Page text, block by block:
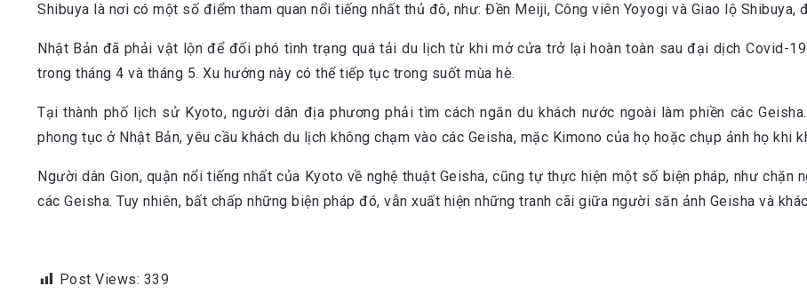
Shibuya là nơi có một số điểm tham quan nổi tiếng nhất thủ đô, như: Đền Meiji, Công viên Yoyogi và Giao lộ
Nhật Bản đã phải vật lộn để đối phó tình trạng quá tải du lịch từ khi mở cửa trở lại hoàn toàn sau đại dịch Covid-
trong tháng 4 và tháng 5. Xu hướng này có thể tiếp tục trong suốt mùa hè.
Tại thành phố lịch sử Kyoto, người dân địa phương phải tìm cách ngăn du khách nước ngoài làm phiền các
phong tục ở Nhật Bản, yêu cầu khách du lịch không chạm vào các Geisha, mặc Kimono của họ hoặc chụp ảnh họ khi
Người dân Gion, quận nổi tiếng nhất của Kyoto về nghệ thuật Geisha, cũng tự thực hiện một số biện pháp, như chặn
các Geisha. Tuy nhiên, bất chấp những biện pháp đó, vẫn xuất hiện những tranh cãi giữa người săn ảnh Geisha và
Post Views: 339